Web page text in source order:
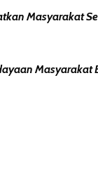
Masyarakat
Masyarakat